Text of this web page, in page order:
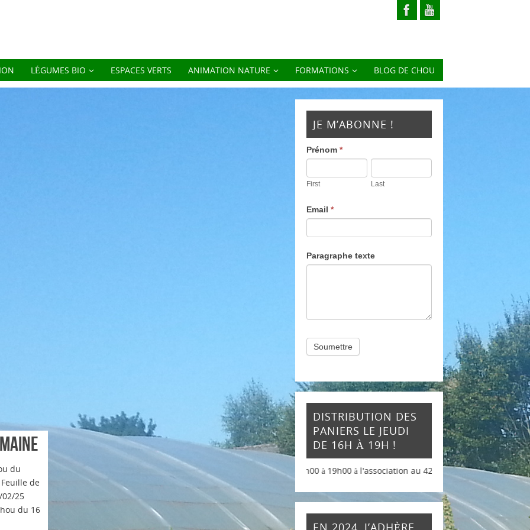
LÉGUMES BIO ESPACES VERTS ANIMATION NATURE FORMATIONS BLOG DE CHOU
du
de
25
du 16
JE M’ABONNE !
Prénom*
First Last
Email*
Paragraphe texte
Soumettre
DISTRIBUTION DES
PANIERS LE JEUDI
DE 16H À 19H !
Vente du jeudi de 16h00 à 19h00 à l'association au 42 rue du chemin vert
EN 2024, J’ADHÈRE